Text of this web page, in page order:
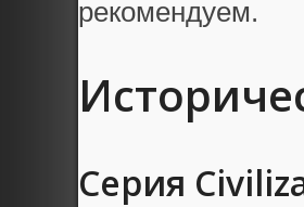
рекомендуем.
Серия